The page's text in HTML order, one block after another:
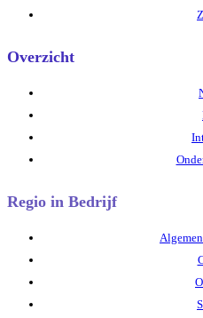
Overzicht
Regio in Bedrijf